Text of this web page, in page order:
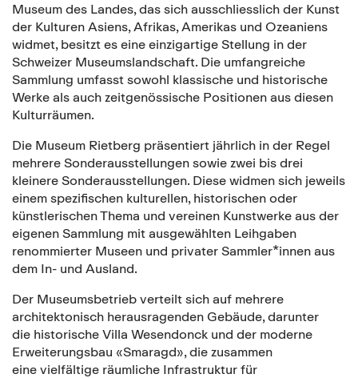
Museum des Landes, das sich ausschliesslich der Kunst
der Kulturen Asiens, Afrikas, Amerikas und Ozeaniens
widmet, besitzt es eine einzigartige Stellung in der
Schweizer Museumslandschaft. Die umfangreiche
Sammlung umfasst sowohl klassische und historische
Werke als auch zeitgenössische Positionen aus diesen
Kulturräumen.
Die Museum Rietberg präsentiert jährlich in der Regel
mehrere Sonderausstellungen sowie zwei bis drei
kleinere Sonderausstellungen. Diese widmen sich jeweils
einem spezifischen kulturellen, historischen oder
künstlerischen Thema und vereinen Kunstwerke aus der
eigenen Sammlung mit ausgewählten Leihgaben
renommierter Museen und privater Sammler*innen aus
dem In- und Ausland.
Der Museumsbetrieb verteilt sich auf mehrere
architektonisch herausragenden Gebäude, darunter
die historische Villa Wesendonck und der moderne
Erweiterungsbau «Smaragd», die zusammen
eine vielfältige räumliche Infrastruktur für